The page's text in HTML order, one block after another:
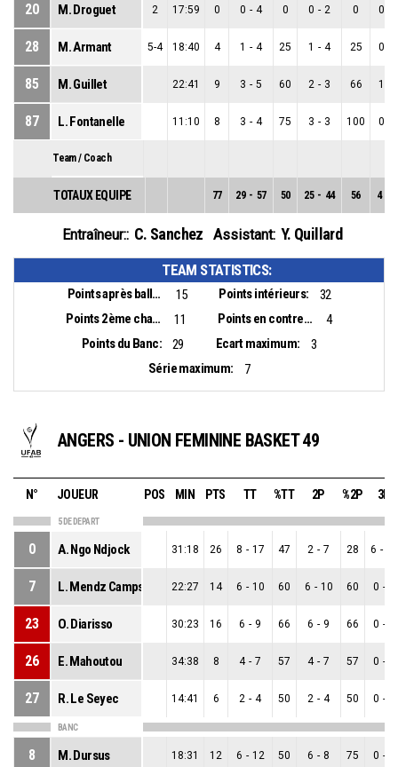
20 M. Droguet 2 17:59 0 0 - 4 0 0 - 2 0 0
28 M. Armant 5-4 18:40 4 1 - 4 25 1 - 4 25 0
85 M. Guillet 22:41 9 3 - 5 60 2 - 3 66 1
87 L. Fontanelle 11:10 8 3 - 4 75 3 - 3 100 0
Team / Coach
TOTAUX EQUIPE 77 29 - 57 50 25 - 44 56 4
Entraîneur:: C. Sanchez Assistant: Y. Quillard
TEAM STATISTICS:
Points après balles perdues: 15 Points intérieurs:
32
Points 2ème chance:
11 Points en contre-attaque:
4
Points du Banc:
29 Ecart maximum:
3
Série maximum:
7
ANGERS - UNION FEMININE BASKET 49
N° JOUEUR POS MIN PTS TT %TT 2P %2P 3P
5 DE DEPART
0 A. Ngo Ndjock 31:18 26 8 - 17 47 2 - 7 28 6 -
7 L. Mendz Camps 22:27 14 6 - 10 60 6 - 10 60 0 -
23 O. Diarisso 30:23 16 6 - 9 66 6 - 9 66 0 -
26 E. Mahoutou 34:38 8 4 - 7 57 4 - 7 57 0 -
27 R. Le Seyec 14:41 6 2 - 4 50 2 - 4 50 0 -
BANC
8 M. Dursus 18:31 12 6 - 12 50 6 - 8 75 0 -